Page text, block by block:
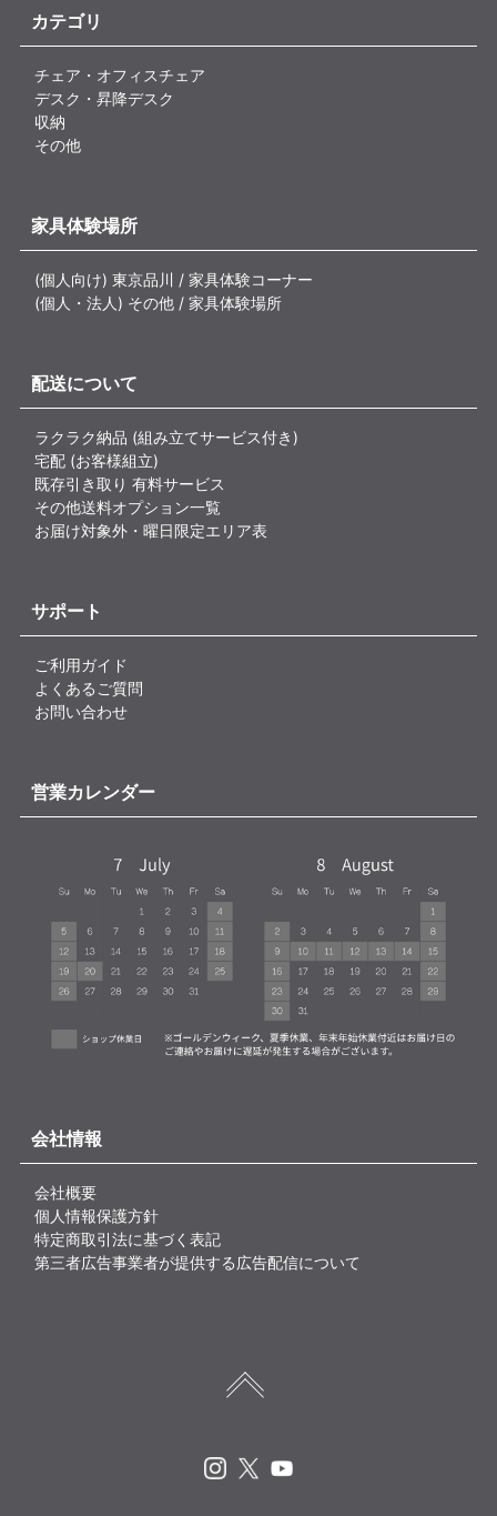
カテゴリ
チェア・オフィスチェア
デスク・昇降デスク
収納
その他
家具体験場所
(個人向け) 東京品川 / 家具体験コーナー
(個人・法人) その他 / 家具体験場所
配送について
ラクラク納品 (組み立てサービス付き)
宅配 (お客様組立)
既存引き取り 有料サービス
その他送料オプション一覧
お届け対象外・曜日限定エリア表
サポート
ご利用ガイド
よくあるご質問
お問い合わせ
営業カレンダー
会社情報
会社概要
個人情報保護方針
特定商取引法に基づく表記
第三者広告事業者が提供する広告配信について